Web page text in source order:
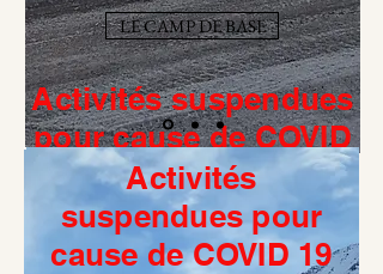
LE CAMP DE BASE
Activités suspendues
pour cause de COVID
19
Activités
suspendues pour
cause de COVID 19